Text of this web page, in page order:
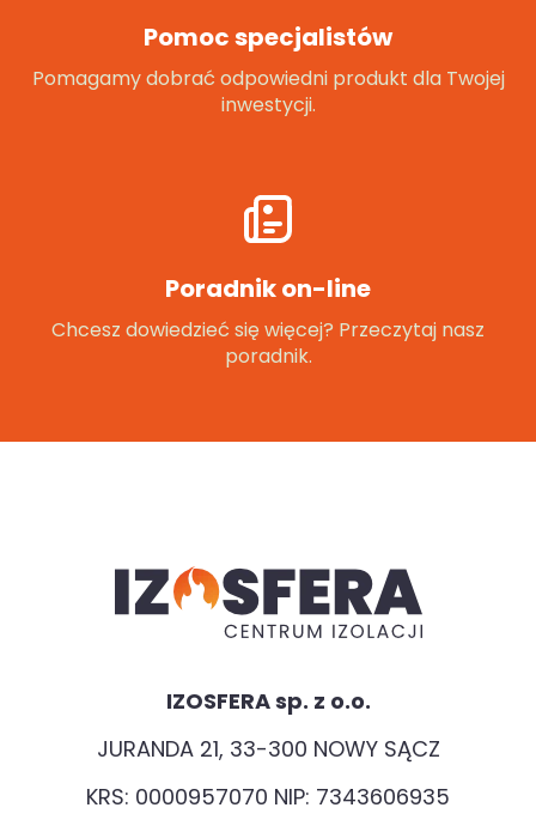
Pomoc specjalistów
Pomagamy dobrać odpowiedni produkt dla Twojej
inwestycji.
Poradnik on-line
Chcesz dowiedzieć się więcej? Przeczytaj nasz
poradnik.
IZOSFERA sp. z o.o.
JURANDA 21, 33-300 NOWY SĄCZ
KRS: 0000957070 NIP: 7343606935